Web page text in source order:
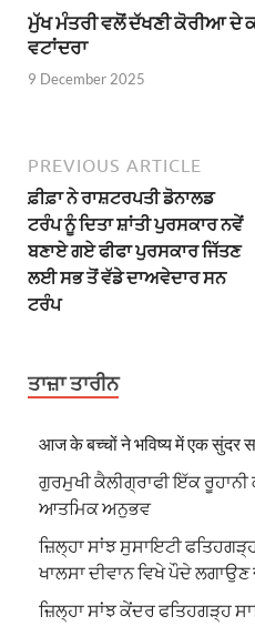
ਮੁੱਖ ਮੰਤਰੀ ਵਲੋਂ ਦੱਖਣੀ ਕੋਰੀਆ ਦੇ
ਵਟਾਂਦਰਾ
9 December 2025
PREVIOUS ARTICLE
ਫ਼ੀਫ਼ਾ ਨੇ ਰਾਸ਼ਟਰਪਤੀ ਡੋਨਾਲਡ
ਟਰੰਪ ਨੂੰ ਦਿਤਾ ਸ਼ਾਂਤੀ ਪੁਰਸਕਾਰ ਨਵੇਂ
ਬਣਾਏ ਗਏ ਫੀਫਾ ਪੁਰਸਕਾਰ ਜਿੱਤਣ
ਲਈ ਸਭ ਤੋਂ ਵੱਡੇ ਦਾਅਵੇਦਾਰ ਸਨ
ਟਰੰਪ
ਤਾਜ਼ਾ ਤਾਰੀਨ
आज के बच्चों ने भविष्य में एक सुंदर
ਗੁਰਮੁਖੀ ਕੈਲੀਗ੍ਰਾਫੀ ਇੱਕ
ਆਤਮਿਕ ਅਨੁਭਵ
ਜ਼ਿਲ੍ਹਾ ਸਾਂਝ ਸੁਸਾਇਟੀ
ਖਾਲਸਾ ਦੀਵਾਨ ਵਿਖੇ ਪੌਦੇ ਲਗਾਉਣ
ਜ਼ਿਲ੍ਹਾ ਸਾਂਝ ਕੇਂਦਰ ਫਤਿਹਗੜ੍ਹ